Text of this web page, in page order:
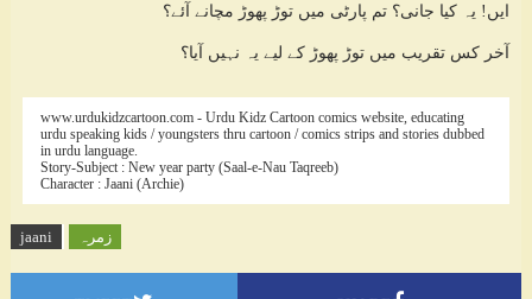
ایں! یہ کیا جانی؟ تم پارٹی میں توڑ پھوڑ مچانے آئے؟
آخر کس تقریب میں توڑ پھوڑ کے لیے یہ نہیں آیا؟
www.urdukidzcartoon.com - Urdu Kidz Cartoon comics website, educating
urdu speaking kids / youngsters thru cartoon / comics strips and stories dubbed
in urdu language.
Story-Subject : New year party (Saal-e-Nau Taqreeb)
Character : Jaani (Archie)
زمرہ jaani